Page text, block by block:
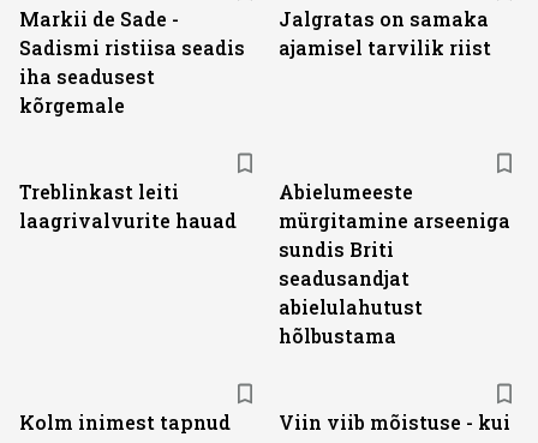
Markii de Sade -
Sadismi ristiisa seadis
iha seadusest
kõrgemale
Jalgratas on samaka
ajamisel tarvilik riist
Treblinkast leiti
laagrivalvurite hauad
Abielumeeste
mürgitamine arseeniga
sundis Briti
seadusandjat
abielulahutust
hõlbustama
Kolm inimest tapnud
Viin viib mõistuse - kui